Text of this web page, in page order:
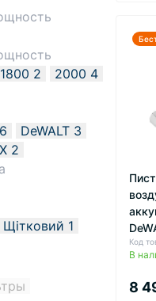
1800 2 2000 4
6 DeWALT 3
2
Щітковий 1
Код
В
8